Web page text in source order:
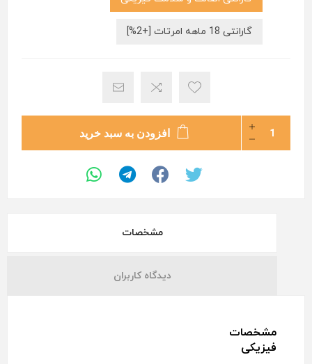
گارانتی 18 ماهه امرتات [+2%]
افزودن به سبد خرید
مشخصات
دیدگاه کاربران
مشخصات
فیزیکی